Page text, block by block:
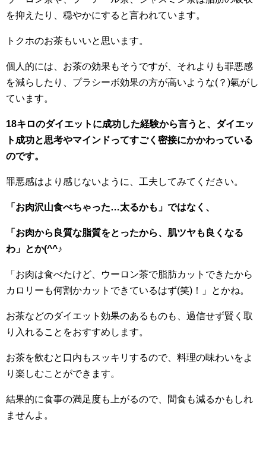
を抑えたり、穏やかにすると言われています。
トクホのお茶もいいと思います。
個人的には、お茶の効果もそうですが、それよりも罪悪感
を減らしたり、プラシーボ効果の方が高いような(？)氣がし
ています。
18キロのダイエットに成功した経験から言うと、ダイエッ
ト成功と思考やマインドってすごく密接にかかわっている
のです。
罪悪感はより感じないように、工夫してみてください。
「お肉沢山食べちゃった…太るかも」ではなく、
「お肉から良質な脂質をとったから、肌ツヤも良くなる
わ」とか(^^♪
「お肉は食べたけど、ウーロン茶で脂肪カットできたから
カロリーも何割かカットできているはず(笑)！」とかね。
お茶などのダイエット効果のあるものも、過信せず賢く取
り入れることをおすすめします。
お茶を飲むと口内もスッキリするので、料理の味わいをよ
り楽しむことができます。
結果的に食事の満足度も上がるので、間食も減るかもしれ
ませんよ。